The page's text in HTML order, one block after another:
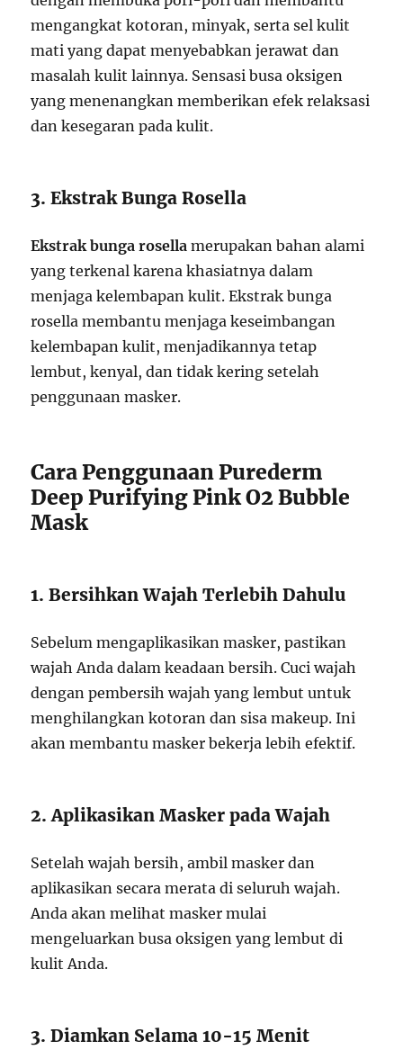
mengangkat kotoran, minyak, serta sel kulit
mati yang dapat menyebabkan jerawat dan
masalah kulit lainnya. Sensasi busa oksigen
yang menenangkan memberikan efek relaksasi
dan kesegaran pada kulit.
3. Ekstrak Bunga Rosella
Ekstrak bunga rosella merupakan bahan alami
yang terkenal karena khasiatnya dalam
menjaga kelembapan kulit. Ekstrak bunga
rosella membantu menjaga keseimbangan
kelembapan kulit, menjadikannya tetap
lembut, kenyal, dan tidak kering setelah
penggunaan masker.
Cara Penggunaan Purederm
Deep Purifying Pink O2 Bubble
Mask
1. Bersihkan Wajah Terlebih Dahulu
Sebelum mengaplikasikan masker, pastikan
wajah Anda dalam keadaan bersih. Cuci wajah
dengan pembersih wajah yang lembut untuk
menghilangkan kotoran dan sisa makeup. Ini
akan membantu masker bekerja lebih efektif.
2. Aplikasikan Masker pada Wajah
Setelah wajah bersih, ambil masker dan
aplikasikan secara merata di seluruh wajah.
Anda akan melihat masker mulai
mengeluarkan busa oksigen yang lembut di
kulit Anda.
3. Diamkan Selama 10-15 Menit